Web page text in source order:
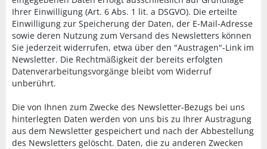
Ihrer Einwilligung (Art. 6 Abs. 1 lit. a DSGVO). Die erteilte
Einwilligung zur Speicherung der Daten, der E-Mail-Adresse
sowie deren Nutzung zum Versand des Newsletters können
Sie jederzeit widerrufen, etwa über den "Austragen"-Link im
Newsletter. Die Rechtmäßigkeit der bereits erfolgten
Datenverarbeitungsvorgänge bleibt vom Widerruf
unberührt.
Die von Ihnen zum Zwecke des Newsletter-Bezugs bei uns
hinterlegten Daten werden von uns bis zu Ihrer Austragung
aus dem Newsletter gespeichert und nach der Abbestellung
des Newsletters gelöscht. Daten, die zu anderen Zwecken